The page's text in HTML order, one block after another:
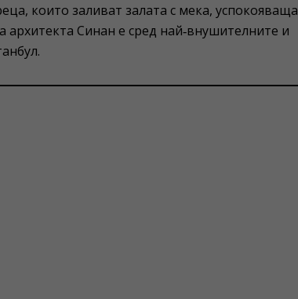
които заливат залата с мека, успокояваща
архитекта Синан е сред най‑внушителните и